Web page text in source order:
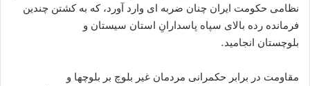
نظامی حکومت ایران چنان ضربه ای وارد آورد، که به کشتن چندین
فرمانده رده بالای سپاه پاسدارانِ استان سیستان و
بلوچستان انجامید.
مقاومت در برابر حکمرانی مردمان غیر بلوچ بر بلوچها و